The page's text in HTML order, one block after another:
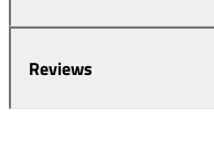
Reviews